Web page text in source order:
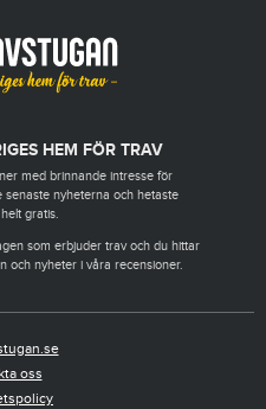
HEM FÖR TRAV
med brinnande intresse för
nyheterna och hetaste
gratis.
som erbjuder trav och du hittar
och nyheter i våra recensioner.
oss